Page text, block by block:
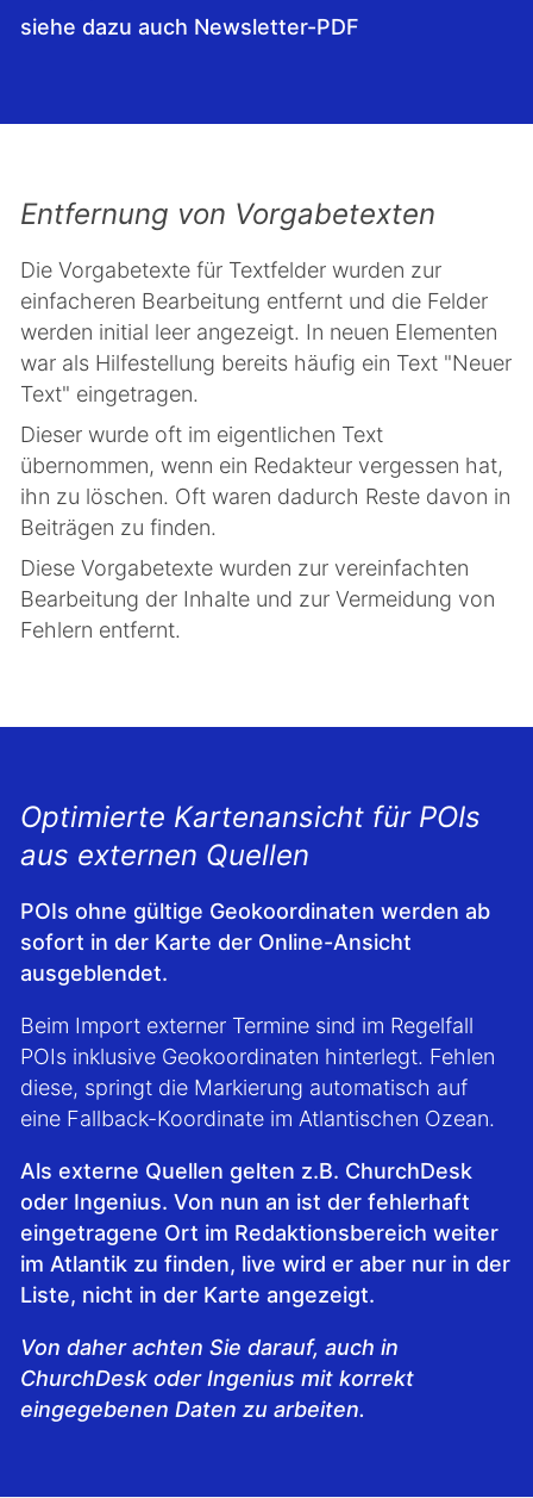
siehe dazu auch Newsletter-PDF
Entfernung von Vorgabetexten
Die Vorgabetexte für Textfelder wurden zur
einfacheren Bearbeitung entfernt und die Felder
werden initial leer angezeigt. In neuen Elementen
war als Hilfestellung bereits häufig ein Text "Neuer
Text" eingetragen.
Dieser wurde oft im eigentlichen Text
übernommen, wenn ein Redakteur vergessen hat,
ihn zu löschen. Oft waren dadurch Reste davon in
Beiträgen zu finden.
Diese Vorgabetexte wurden zur vereinfachten
Bearbeitung der Inhalte und zur Vermeidung von
Fehlern entfernt.
Optimierte Kartenansicht für POIs
aus externen Quellen
POIs ohne gültige Geokoordinaten werden ab
sofort in der Karte der Online-Ansicht
ausgeblendet.
Beim Import externer Termine sind im Regelfall
POIs inklusive Geokoordinaten hinterlegt. Fehlen
diese, springt die Markierung automatisch auf
eine Fallback-Koordinate im Atlantischen Ozean.
Als externe Quellen gelten z.B. ChurchDesk
oder Ingenius. Von nun an ist der fehlerhaft
eingetragene Ort im Redaktionsbereich weiter
im Atlantik zu finden, live wird er aber nur in der
Liste, nicht in der Karte angezeigt.
Von daher achten Sie darauf, auch in
ChurchDesk oder Ingenius mit korrekt
eingegebenen Daten zu arbeiten.